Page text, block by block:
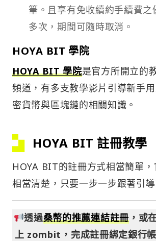
筆。且享有免收續約手續費之
多次，期間可隨時取消。
HOYA BIT 學院
HOYA BIT 學院是官方所開立的
頻道，有多支教學影片引導新手
密貨幣與區塊鏈的相關知識。
HOYA BIT 註冊教學
HOYA BIT的註冊方式相當簡單
相當清楚，只要一步一步跟著引導
透過桑幣的推薦連結註冊，或
上 zombit，完成註冊綁定銀行